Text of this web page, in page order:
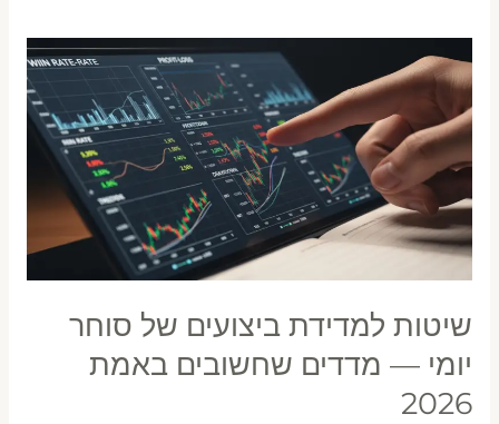
שיטות למדידת ביצועים של סוחר
יומי — מדדים שחשובים באמת
2026
למדידת
ביצועים
של
סוחר
יומי
—
מדדים
שחשובים
2026